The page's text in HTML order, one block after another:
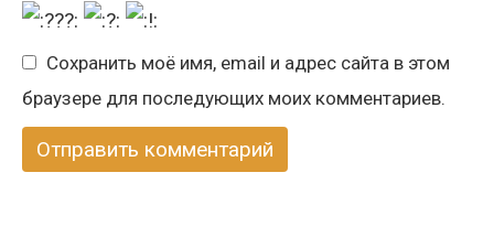
Сохранить моё имя, email и адрес сайта в этом
браузере для последующих моих комментариев.